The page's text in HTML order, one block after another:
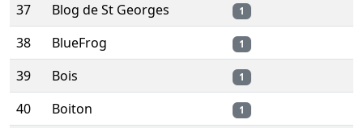
37 Blog de St Georges 1
38 BlueFrog 1
39 Bois 1
40 Boiton 1